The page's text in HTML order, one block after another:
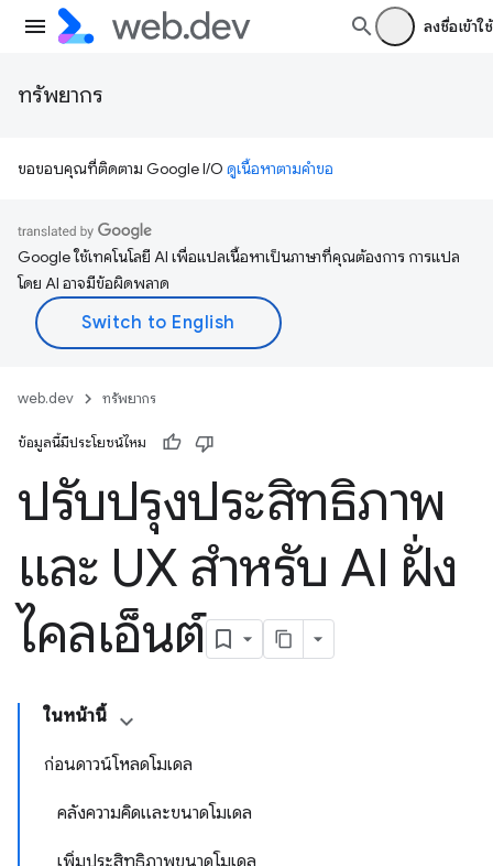
ลงชื่อเข้าใช้
ทรัพยากร
ขอขอบคุณที่ติดตาม Google I/O ดูเนื้อหาตามคำขอ
Google ใช้เทคโนโลยี AI เพื่อแปลเนื้อหาเป็นภาษาที่คุณต้องการ การแปล
โดย AI อาจมีข้อผิดพลาด
web.dev ทรัพยากร
ข้อมูลนี้มีประโยชน์ไหม
ปรับปรุงประสิทธิภาพ
และ UX สำหรับ AI ฝั่ง
ไคลเอ็นต์
ในหน้านี้
ก่อนดาวน์โหลดโมเดล
คลังความคิดและขนาดโมเดล
เพิ่มประสิทธิภาพขนาดโมเดล